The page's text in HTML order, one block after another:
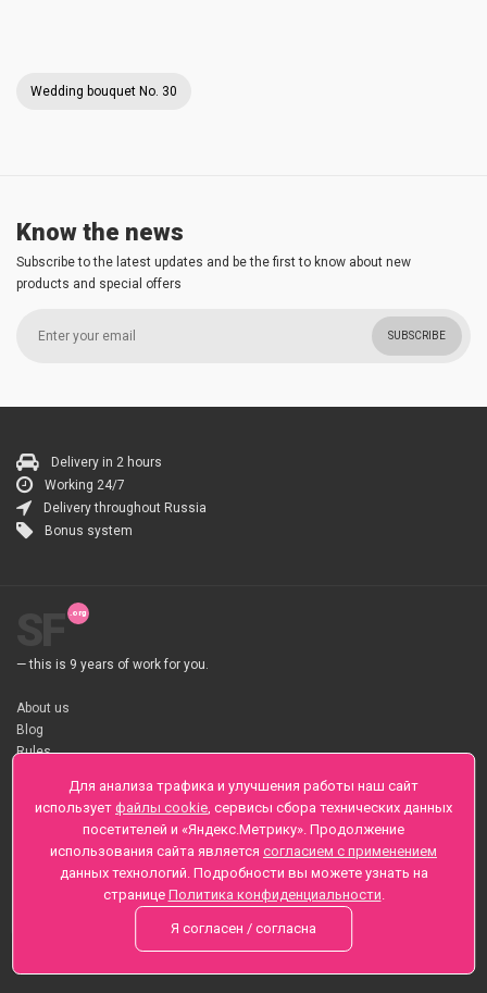
Wedding bouquet No. 30
Know the news
Subscribe to the latest updates and be the first to know about new
products and special offers
SUBSCRIBE
Delivery in 2 hours
Working 24/7
Delivery throughout Russia
Bonus system
— this is 9 years of work for you.
About us
Blog
Rules
About flower Delivery
Payment
Telegramm
Sankt-Peterburg, Zaozernaya 6
+7 (812) 425-01-16
Questions? Call 24 hours
Для анализа трафика и улучшения работы наш сайт
использует файлы cookie, сервисы сбора технических данных
посетителей и «Яндекс.Метрику». Продолжение
использования сайта является согласием с применением
данных технологий. Подробности вы можете узнать на
странице Политика конфиденциальности.
Я согласен / согласна